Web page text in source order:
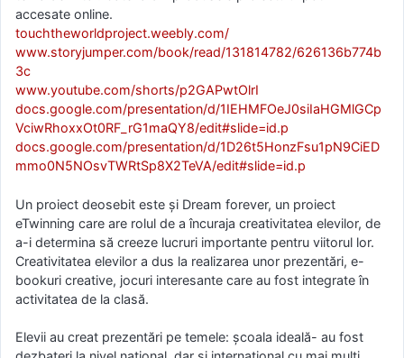
accesate online.
touchtheworldproject.weebly.com/
www.storyjumper.com/book/read/131814782/626136b774b
3c
www.youtube.com/shorts/p2GAPwtOlrI
docs.google.com/presentation/d/1IEHMFOeJ0siIaHGMlGCp
VciwRhoxxOt0RF_rG1maQY8/edit#slide=id.p
docs.google.com/presentation/d/1D26t5HonzFsu1pN9CiED
mmo0N5NOsvTWRtSp8X2TeVA/edit#slide=id.p
Un proiect deosebit este și Dream forever, un proiect
eTwinning care are rolul de a încuraja creativitatea elevilor, de
a-i determina să creeze lucruri importante pentru viitorul lor.
Creativitatea elevilor a dus la realizarea unor prezentări, e-
bookuri creative, jocuri interesante care au fost integrate în
activitatea de la clasă.
Elevii au creat prezentări pe temele: școala ideală- au fost